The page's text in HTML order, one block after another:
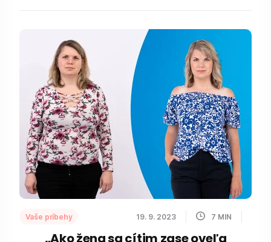
Vaše príbehy 19. 9. 2023 7 MIN
„Ako žena sa cítim zase oveľa